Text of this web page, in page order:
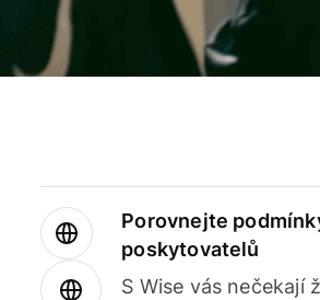
Porovnejte
poskytovatelů
S Wise vás nečekají